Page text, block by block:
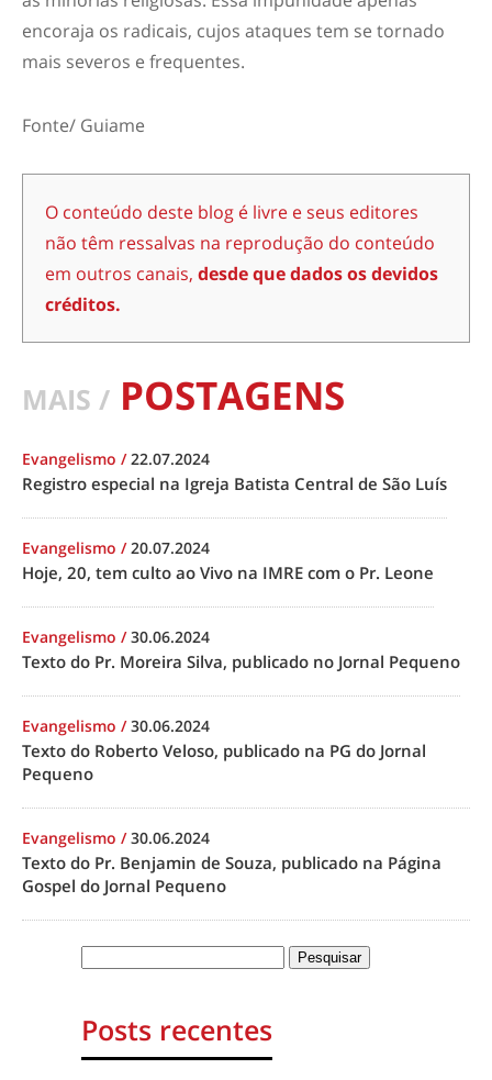
encoraja os radicais, cujos ataques tem se tornado
mais severos e frequentes.
Fonte/ Guiame
O conteúdo deste blog é livre e seus editores
não têm ressalvas na reprodução do conteúdo
em outros canais, desde que dados os devidos
créditos.
MAIS / POSTAGENS
Evangelismo /22.07.2024
Registro especial na Igreja Batista Central de São Luís
Evangelismo /20.07.2024
Hoje, 20, tem culto ao Vivo na IMRE com o Pr. Leone
Evangelismo /30.06.2024
Texto do Pr. Moreira Silva, publicado no Jornal Pequeno
Evangelismo /30.06.2024
Texto do Roberto Veloso, publicado na PG do Jornal
Pequeno
Evangelismo /30.06.2024
Texto do Pr. Benjamin de Souza, publicado na Página
Gospel do Jornal Pequeno
Posts recentes